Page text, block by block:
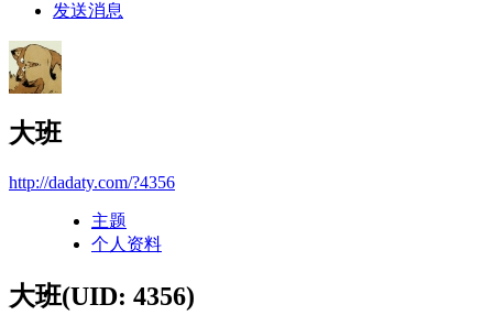
发送消息
大班
http://dadaty.com/?4356
主题
个人资料
大班(UID: 4356)